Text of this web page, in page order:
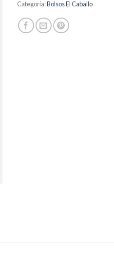
Categoría:Bolsos El Caballo